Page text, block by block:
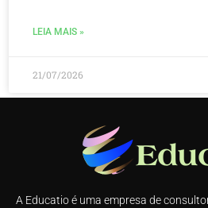
LEIA MAIS »
21/07/2026
A Educatio é uma empresa de